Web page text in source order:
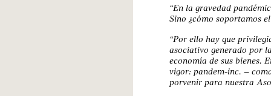
“En la gravedad
Sino ¿cómo soportamos
“Por ello hay que
asociativo generado por
economía de sus bienes.
vigor: pandem-inc. –
porvenir para nuestra